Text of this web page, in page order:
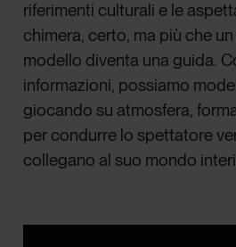
riferimenti culturali e le
chimera, certo, ma più che
modello diventa una guida.
informazioni, possiamo
giocando su atmosfera,
per condurre lo spettatore
collegano al suo mondo